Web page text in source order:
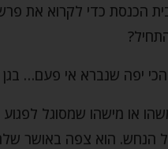
הכנסת כדי לקרוא את
יפה שנברא אי פעם… בגן
או מישהו שמסוגל
הנחש. הוא צפה באושר